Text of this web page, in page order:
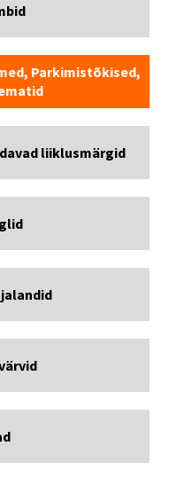
Parkimistõkised,
liiklusmärgid